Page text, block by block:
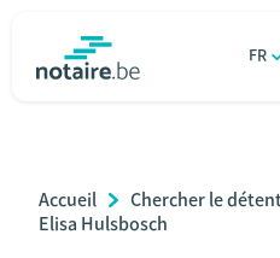
FR
Relations et vivre ensemble
Breadcrumb
Accueil
Chercher le
Elisa Hulsbosch